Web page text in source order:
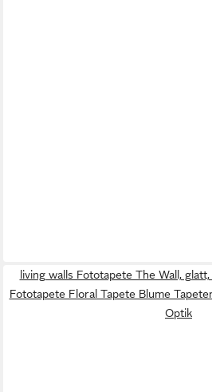
living walls Fototapete The Wall,
Fototapete Floral Tapete Blume
Optik